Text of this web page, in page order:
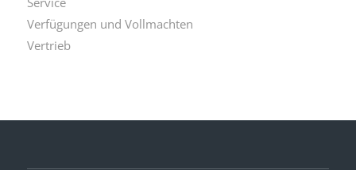
Verfügungen und Vollmachten
Vertrieb